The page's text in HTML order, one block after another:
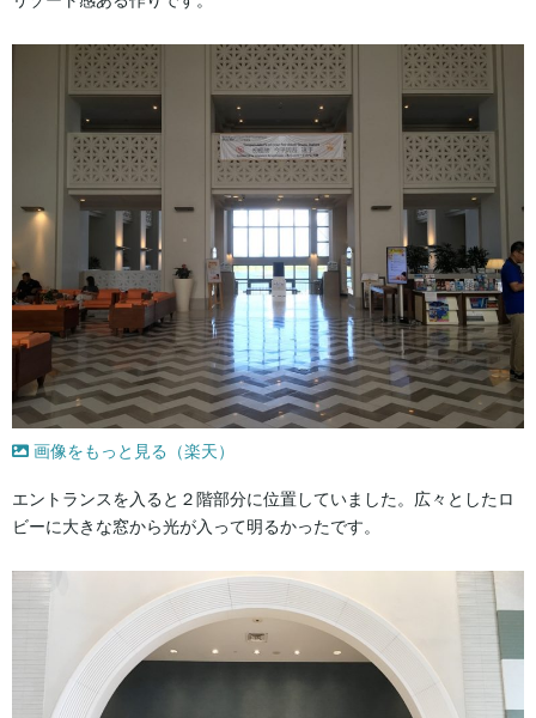
画像をもっと見る（楽天）
エントランスを入ると２階部分に位置していました。広々としたロ
ビーに大きな窓から光が入って明るかったです。